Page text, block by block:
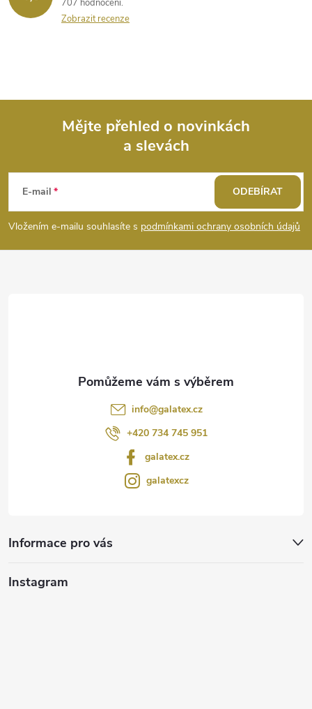
707 hodnocení
Zobrazit recenze
p
a
Mějte přehled o novinkách
a slevách
E-mail
Vložením e-mailu souhlasíte s podmínkami ochrany osobních údajů
ODEBÍRAT
info@galatex.cz
+420 734 745 951
galatex.cz
galatexcz
Informace pro vás
Instagram